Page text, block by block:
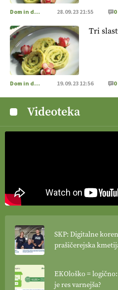
živali
, okolje in kakovostna
https://t.co/PX49GVsP1M @EUAgri
https://t.co/a1xatzEeid
[EKOloško = LOGIČNO
@EUAgri #IMCAP #CAP https://t.co/
[EKOloško = LOGIČNO ] Ekološka
Dom in družina 28.09.23 21:55 0
Tri
Dom in družina 19.09.23 12:56 0
Videoteka
SKP: Digitalne
prašičerejska
EKOloško =
je res varnejša?